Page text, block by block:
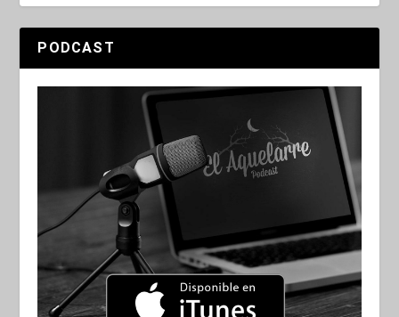
PODCAST